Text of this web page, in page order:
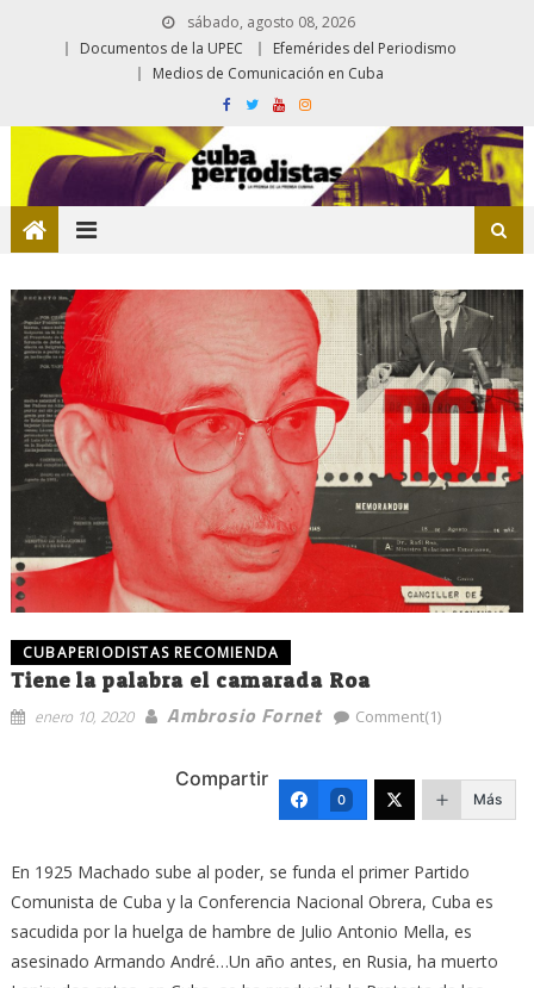
sábado, agosto 08, 2026
Documentos de la UPEC
Efemérides del Periodismo
Medios de Comunicación en Cuba
CUBAPERIODISTAS RECOMIENDA
Tiene la palabra el camarada Roa
enero 10, 2020 Ambrosio Fornet Comment(1)
Compartir
0 Más
En 1925 Machado sube al poder, se funda el primer Partido
Comunista de Cuba y la Conferencia Nacional Obrera, Cuba es
sacudida por la huelga de hambre de Julio Antonio Mella, es
asesinado Armando André…Un año antes, en Rusia, ha muerto